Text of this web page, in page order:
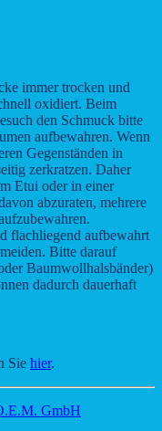
immer trocken und
oxidiert. Beim
den Schmuck bitte
aufbewahren. Wenn
Gegenständen in
zerkratzen. Daher
Etui oder in einer
abzuraten, mehrere
flachliegend aufbewahrt
Bitte darauf
Baumwollhalsbänder)
dadurch dauerhaft
Sie hier.
GmbH